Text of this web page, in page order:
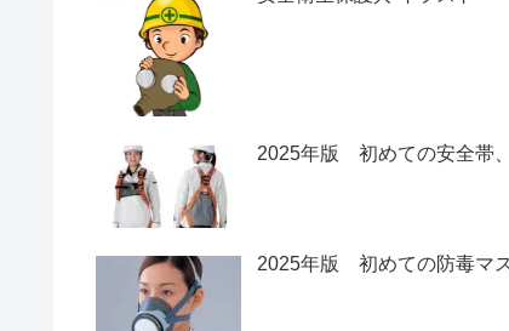
2025年版 初めての安全帯
2025年版 初めての防毒マ